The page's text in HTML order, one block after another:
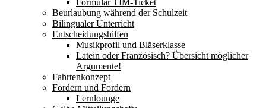
Beurlaubung während der Schulzeit
Bilingualer Unterricht
Entscheidungshilfen
Musikprofil und Bläserklasse
Latein oder Französisch? Übersicht möglicher
Argumente!
Fahrtenkonzept
Fördern und Fordern
Lernlounge